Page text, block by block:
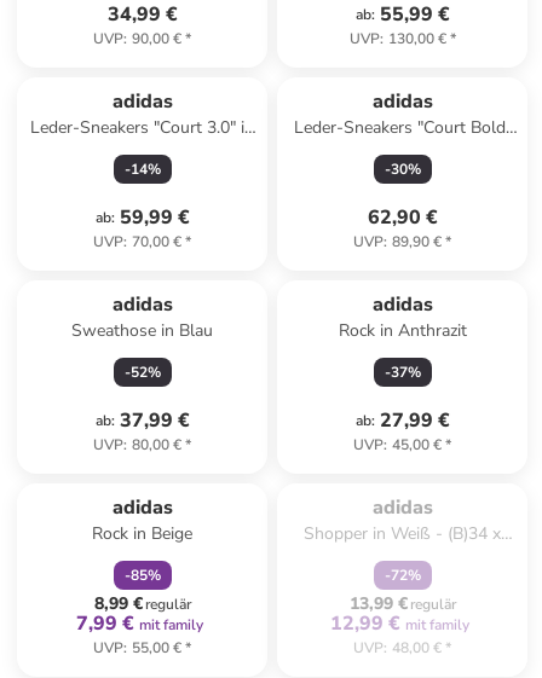
34,99 €
UVP: 90,00 €*
ab: 55,99 €
UVP: 130,00 €*
adidas
Leder-Sneakers "Court 3.0" in
Weiß/ Schwarz/ Beige
-14%
ab: 59,99 €
UVP: 70,00 €*
adidas
Leder-Sneakers "Court Bold"
in Weiß/ Schwarz
-30%
62,90 €
UVP: 89,90 €*
adidas
Sweathose in Blau
-52%
ab: 37,99 €
UVP: 80,00 €*
adidas
Rock in Anthrazit
-37%
ab: 27,99 €
UVP: 45,00 €*
adidas
Rock in Beige
-85%
8,99 €regulär
7,99 € mit family
UVP: 55,00 €*
adidas
Shopper in Weiß - (B)34 x
(H)45 x (T)8 cm
-72%
13,99 € regulär
12,99 € mit family
UVP: 48,00 €*